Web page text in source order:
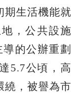
期生活機能就
，公共設施
的公辦重劃
5.7公頃，高
繞，被譽為市